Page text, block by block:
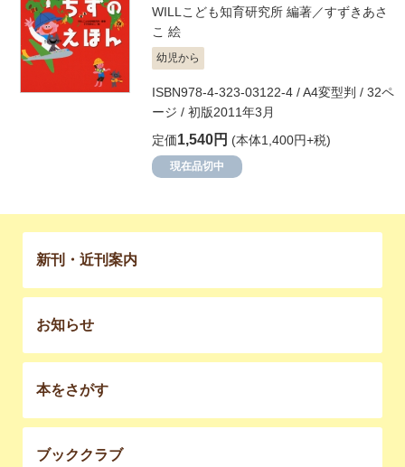
WILLこども知育研究所 編著／すずきあさ
こ 絵
幼児から
ISBN978-4-323-03122-4 / A4変型判 / 32ペ
ージ / 初版2011年3月
定価1,540円 (本体1,400円+税)
現在品切中
新刊・近刊案内
お知らせ
本をさがす
ブッククラブ